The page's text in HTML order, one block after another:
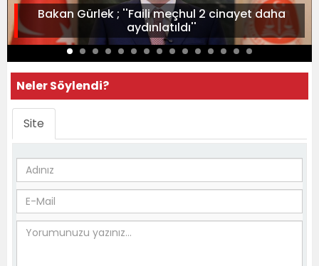
Bakan Gürlek ; ''Faili meçhul 2 cinayet daha
aydınlatıldı''
Neler Söylendi?
Site